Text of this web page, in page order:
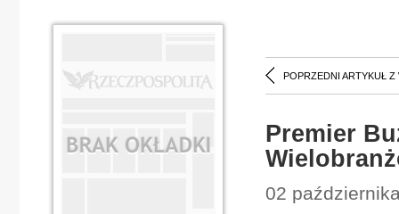
POPRZEDNI ARTYKUŁ Z
Premier
02